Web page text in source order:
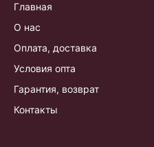
Главная
О нас
Оплата, доставка
Условия опта
Гарантия, возврат
Контакты